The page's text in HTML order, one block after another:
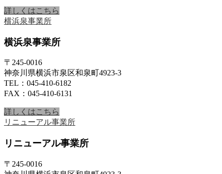
詳しくはこちら
横浜泉事業所
横浜泉事業所
〒245-0016
神奈川県横浜市泉区和泉町4923-3
TEL：045-410-6182
FAX：045-410-6131
詳しくはこちら
リニューアル事業所
リニューアル事業所
〒245-0016